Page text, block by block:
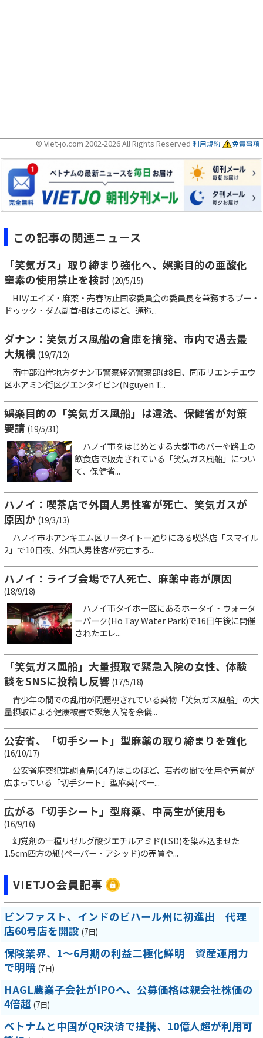
© Viet-jo.com 2002-2026 All Rights Reserved 利用規約 免責事項
この記事の関連ニュース
「笑気ガス」取り締まり強化へ、娯楽目的の亜酸化
窒素の使用禁止を検討 (20/5/15)
HIV/エイズ・麻薬・売春防止国家委員会の委員長を兼務するブー・
ドゥック・ダム副首相はこのほど、通称...
ダナン：笑気ガス風船の倉庫を摘発、市内で過去最
大規模 (19/7/12)
南中部沿岸地方ダナン市警察経済警察部は8日、同市リエンチエウ
区ホアミン街区グエンタイビン(Nguyen T...
娯楽目的の「笑気ガス風船」は違法、保健省が対策
要請 (19/5/31)
ハノイ市をはじめとする大都市のバーや路上の
飲食店で販売されている「笑気ガス風船」につい
て、保健省...
ハノイ：喫茶店で外国人男性客が死亡、笑気ガスが
原因か (19/3/13)
ハノイ市ホアンキエム区リータイトー通りにある喫茶店「スマイル
2」で10日夜、外国人男性客が死亡する...
ハノイ：ライブ会場で7人死亡、麻薬中毒が原因
(18/9/18)
ハノイ市タイホー区にあるホータイ・ウォータ
ーパーク(Ho Tay Water Park)で16日午後に開催
されたエレ...
「笑気ガス風船」大量摂取で緊急入院の女性、体験
談をSNSに投稿し反響 (17/5/18)
青少年の間での乱用が問題視されている薬物「笑気ガス風船」の大
量摂取による健康被害で緊急入院を余儀...
公安省、「切手シート」型麻薬の取り締まりを強化
(16/10/17)
公安省麻薬犯罪調査局(C47)はこのほど、若者の間で使用や売買が
広まっている「切手シート」型麻薬(ペー...
広がる「切手シート」型麻薬、中高生が使用も
(16/9/16)
幻覚剤の一種リゼルグ酸ジエチルアミド(LSD)を染み込ませた
1.5cm四方の紙(ペーパー・アシッド)の売買や...
VIETJO会員記事
ビンファスト、インドのビハール州に初進出 代理
店60号店を開設 (7日)
保険業界、1～6月期の利益二極化鮮明 資産運用力
で明暗 (7日)
HAGL農業子会社がIPOへ、公募価格は親会社株価の
4倍超 (7日)
ベトナムと中国がQR決済で提携、10億人超が利用可